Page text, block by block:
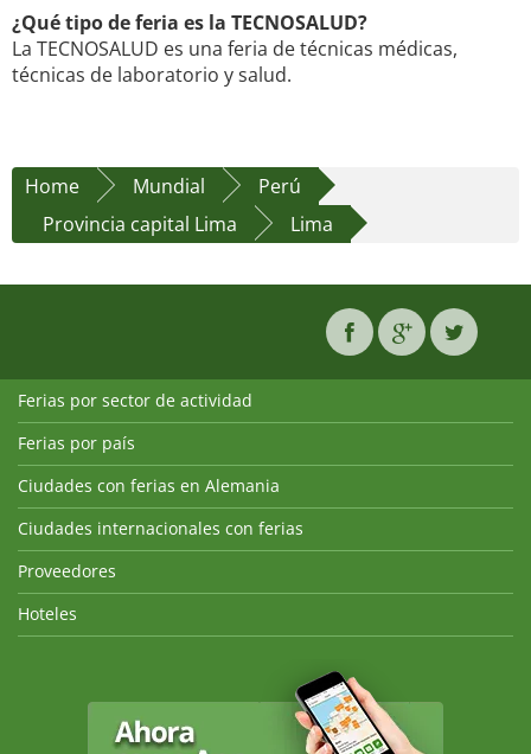
¿Qué tipo de feria es la TECNOSALUD?
La TECNOSALUD es una feria de técnicas médicas,
técnicas de laboratorio y salud.
Home Mundial
Perú
Provincia capital Lima
Lima
Ferias por sector de actividad
Ferias por país
Ciudades con ferias en Alemania
Ciudades internacionales con ferias
Proveedores
Hoteles